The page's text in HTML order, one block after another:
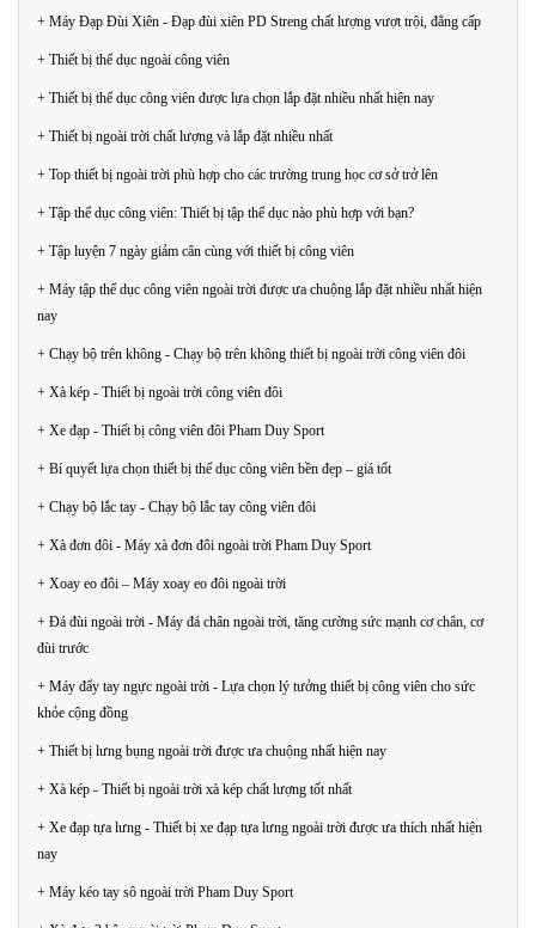
+ Máy Đạp Đùi Xiên - Đạp đùi xiên PD Streng chất lượng vượt trội, đẳng cấp
+ Thiết bị thể dục ngoài công viên
+ Thiết bị thể dục công viên được lựa chọn lắp đặt nhiều nhất hiện nay
+ Thiết bị ngoài trời chất lượng và lắp đặt nhiều nhất
+ Top thiết bị ngoài trời phù hợp cho các trường trung học cơ sở trở lên
+ Tập thể dục công viên: Thiết bị tập thể dục nào phù hợp với bạn?
+ Tập luyện 7 ngày giảm cân cùng với thiết bị công viên
+ Máy tập thể dục công viên ngoài trời được ưa chuộng lắp đặt nhiều nhất hiện
nay
+ Chạy bộ trên không - Chạy bộ trên không thiết bị ngoài trời công viên đôi
+ Xà kép - Thiết bị ngoài trời công viên đôi
+ Xe đạp - Thiết bị công viên đôi Pham Duy Sport
+ Bí quyết lựa chọn thiết bị thể dục công viên bền đẹp – giá tốt
+ Chạy bộ lắc tay - Chạy bộ lắc tay công viên đôi
+ Xà đơn đôi - Máy xà đơn đôi ngoài trời Pham Duy Sport
+ Xoay eo đôi – Máy xoay eo đôi ngoài trời
+ Đá đùi ngoài trời - Máy đá chân ngoài trời, tăng cường sức mạnh cơ chân, cơ
đùi trước
+ Máy đẩy tay ngực ngoài trời - Lựa chọn lý tưởng thiết bị công viên cho sức
khỏe cộng đồng
+ Thiết bị lưng bụng ngoài trời được ưa chuộng nhất hiện nay
+ Xà kép - Thiết bị ngoài trời xà kép chất lượng tốt nhất
+ Xe đạp tựa lưng - Thiết bị xe đạp tựa lưng ngoài trời được ưa thích nhất hiện
nay
+ Máy kéo tay sô ngoài trời Pham Duy Sport